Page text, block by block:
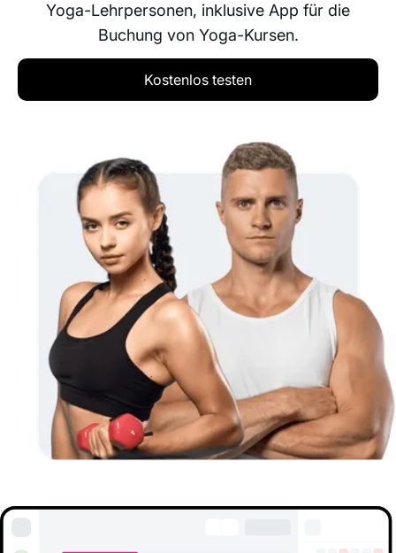
Yoga-Lehrpersonen, inklusive App für die
Buchung von Yoga-Kursen.
Kostenlos testen